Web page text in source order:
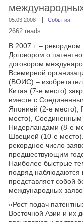
05.03.2008 События
В 2007 г. – рекордном
Договором о
договором
Всемирной
(ВОИС) –
Китая (7-е место)
вместе с
Японией (2-е место),
место), Соединенным
Нидерландами (8-е
Швецией (10-е
рекордное число
предшествующим
Наиболее быстрые
подряд наблюдаются
представляет собой
международных
«Рост подач
Восточной Азии и их
2662 reads